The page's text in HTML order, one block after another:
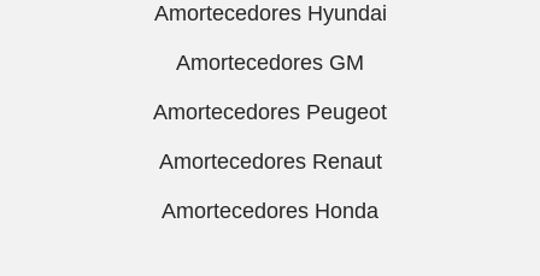
Amortecedores Hyundai
Amortecedores GM
Amortecedores Peugeot
Amortecedores Renaut
Amortecedores Honda